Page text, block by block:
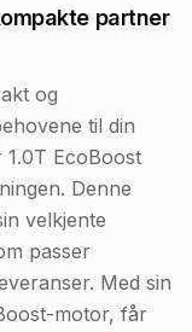
partner
og
til din
EcoBoost
Denne
velkjente
passer
Med sin
motor, får